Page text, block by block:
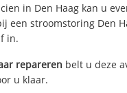
in Den Haag kan u
een stroomstoring Den
in.
repareren belt u deze
u klaar.